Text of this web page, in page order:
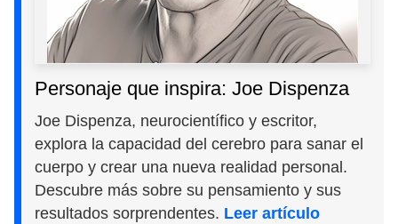
Personaje que inspira: Joe Dispenza
Joe Dispenza, neurocientífico y escritor,
explora la capacidad del cerebro para sanar el
cuerpo y crear una nueva realidad personal.
Descubre más sobre su pensamiento y sus
resultados sorprendentes. Leer artículo